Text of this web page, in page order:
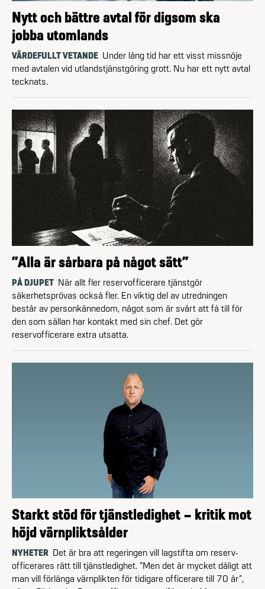
Nytt och bättre avtal för digsom ska
jobba utomlands
VÄRDEFULLT VETANDE Under lång tid har ett visst missnöje
med avtalen vid utlandstjänstgöring grott. Nu har ett nytt avtal
tecknats.
”Alla är sårbara på något sätt”
PÅ DJUPET När allt fler reservofficerare tjänstgör
säkerhetsprövas också fler. En viktig del av utredningen
består av personkännedom, något som är svårt att få till för
den som sällan har kontakt med sin chef. Det gör
reservofficerare extra utsatta.
Starkt stöd för tjänstledighet – kritik mot
höjd värnpliktsålder
NYHETER Det är bra att regeringen vill lagstifta om reserv­
officerares rätt till tjänstledighet. ”Men det är mycket dåligt att
man vill förlänga värnplikten för tidigare officerare till 70 år”,